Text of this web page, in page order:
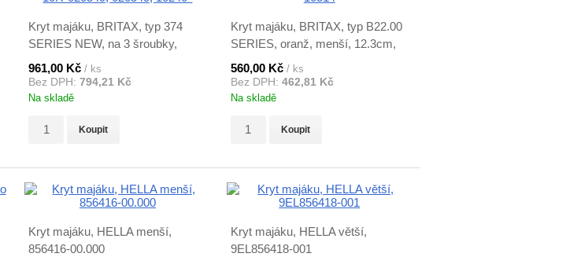
Kryt majáku, BRITAX, typ 374
SERIES NEW, na 3 šroubky,
oranž, 10R-020549, 020549,
10240*
961,00 Kč/ ks
Bez DPH: 794,21 Kč
Na skladě
Koupit
Kryt majáku, BRITAX, typ B22.00
SERIES, oranž, menší, 12.3cm,
10514
560,00 Kč / ks
Bez DPH: 462,81 Kč
Na skladě
Koupit
Kryt majáku, HELLA menší,
856416-00.000
Kryt majáku, HELLA větší,
9EL856418-001